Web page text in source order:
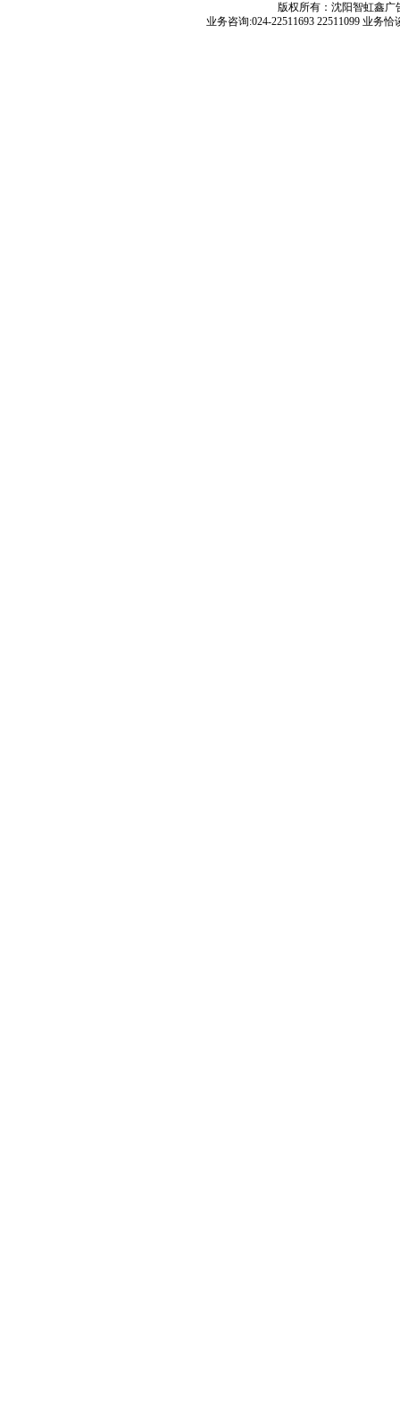
版权所有：沈阳智虹鑫广
业务咨询:024-22511693 22511099 业务